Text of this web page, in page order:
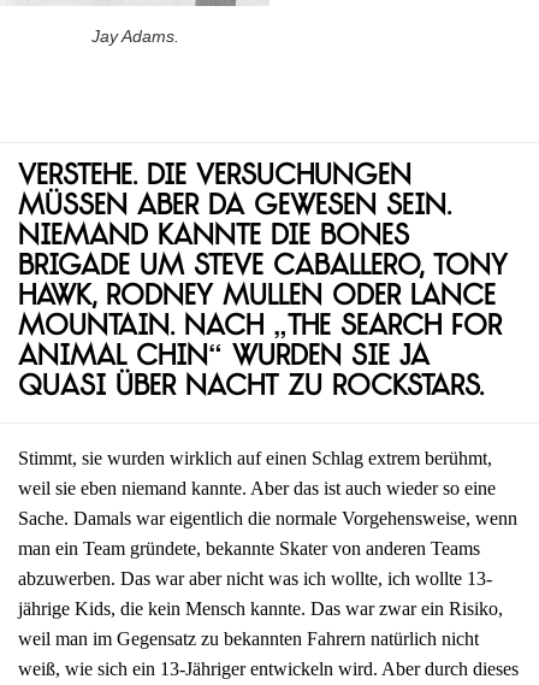
Jay Adams.
Verstehe. Die Versuchungen
müssen aber da gewesen sein.
Niemand kannte die Bones
Brigade um Steve Caballero, Tony
Hawk, Rodney Mullen oder Lance
Mountain. Nach „The Search for
Animal Chin“ wurden sie ja
quasi über Nacht zu Rockstars.
Stimmt, sie wurden wirklich auf einen Schlag extrem berühmt,
weil sie eben niemand kannte. Aber das ist auch wieder so eine
Sache. Damals war eigentlich die normale Vorgehensweise, wenn
man ein Team gründete, bekannte Skater von anderen Teams
abzuwerben. Das war aber nicht was ich wollte, ich wollte 13-
jährige Kids, die kein Mensch kannte. Das war zwar ein Risiko,
weil man im Gegensatz zu bekannten Fahrern natürlich nicht
weiß, wie sich ein 13-Jähriger entwickeln wird. Aber durch dieses